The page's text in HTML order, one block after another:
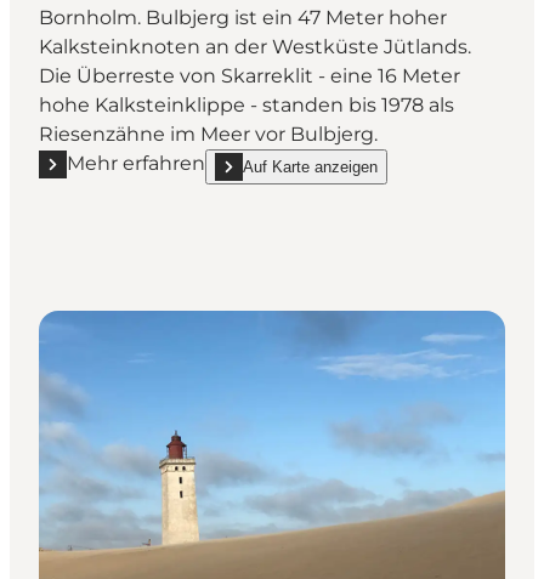
Bornholm. Bulbjerg ist ein 47 Meter hoher
Kalksteinknoten an der Westküste Jütlands.
Die Überreste von Skarreklit - eine 16 Meter
hohe Kalksteinklippe - standen bis 1978 als
Riesenzähne im Meer vor Bulbjerg.
Mehr erfahren
Mehr erfahren "Bulbjerg"Auf Karte anzeigen
show Bulbjerg on_map